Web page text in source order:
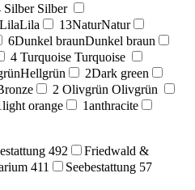
Silber Silber
LilaLila 13NaturNatur
6Dunkel braunDunkel braun
4 Turquoise Turquoise
Hellgrün 2Dark green
2 Olivgrün Olivgrün
light orange 1anthracite
492
Friedwald &
411 Seebestattung 57